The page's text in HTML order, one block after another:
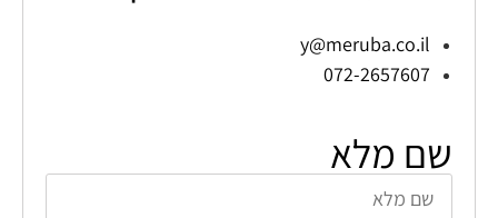
y@meruba.co.il
072-2657607
שם מלא